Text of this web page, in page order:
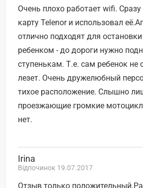
Очень плохо работает wifi.
карту Telenor и использовал
отлично подходят для
ребенком - до дороги нужно
ступенькам. Т.е. сам ребенок не
лезет. Очень дружелюбный
тихое расположение. Слышно
проезжающие громкие
нет.
Irina
Відпочинок 19.07.2017
Отзыв только